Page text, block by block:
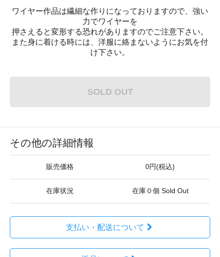
ワイヤー作品は繊細な作りになっておりますので、強い
力でワイヤーを
押さえると変形する恐れがありますのでご注意下さい。
また身に着ける時には、洋服に絡まないようにお気を付
け下さい。
SOLD OUT
その他の詳細情報
販売価格 0円(税込)
在庫状況 在庫０個 Sold Out
支払い・配送について